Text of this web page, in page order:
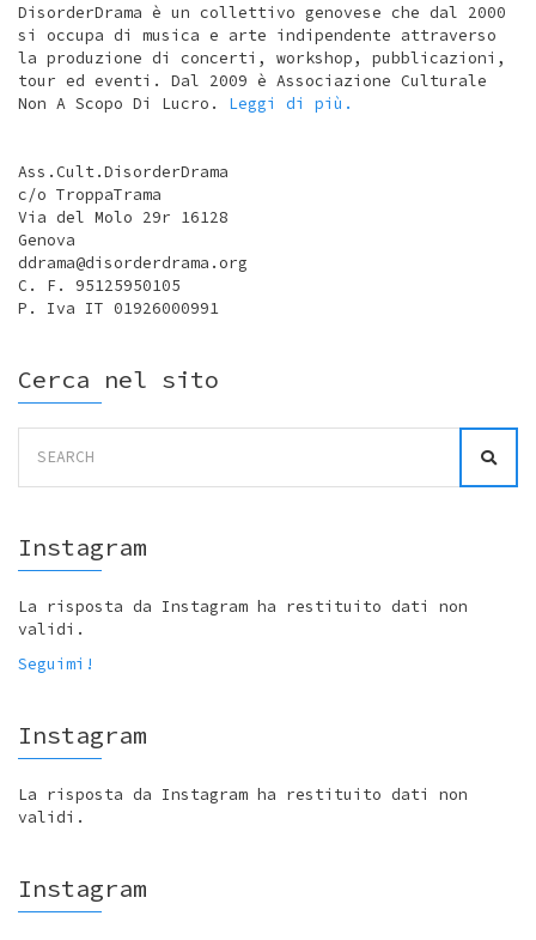
DisorderDrama è un collettivo genovese che dal 2000
si occupa di musica e arte indipendente attraverso
la produzione di concerti, workshop, pubblicazioni,
tour ed eventi. Dal 2009 è Associazione Culturale
Non A Scopo Di Lucro. Leggi di più.
Ass.Cult.DisorderDrama
c/o TroppaTrama
Via del Molo 29r 16128
Genova
ddrama@disorderdrama.org
C. F. 95125950105
P. Iva IT 01926000991
Cerca nel sito
for:
Instagram
La risposta da Instagram ha restituito dati non
validi.
Seguimi!
Instagram
La risposta da Instagram ha restituito dati non
validi.
Instagram